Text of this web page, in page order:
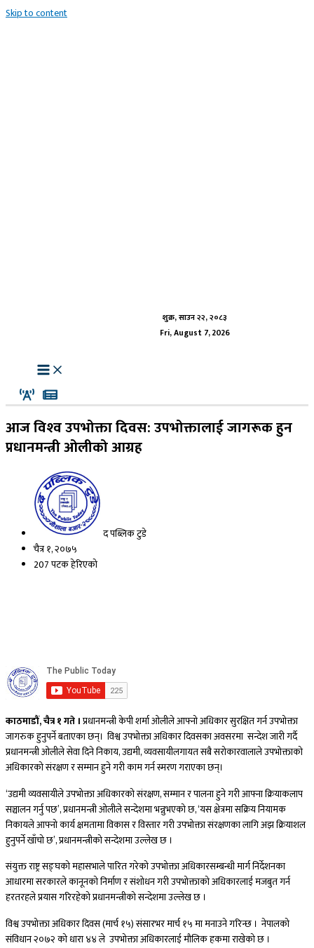
Skip to content
शुक्र, साउन २२, २०८३
Fri, August 7, 2026
आज विश्‍व उपभोक्ता दिवस: उपभोक्तालाई जागरूक हुन
प्रधानमन्त्री ओलीको आग्रह
द पब्लिक टुडे
चैत्र १, २०७५
207 पटक हेरिएको
काठमाडौं, चैत्र १ गते ।प्रधानमन्त्री केपी शर्मा ओलीले आफ्नो अधिकार सुरक्षित गर्न उपभोक्ता
जागरुक हुनुपर्ने बताएका छन्। विश्व उपभोक्ता अधिकार दिवसका अवसरमा सन्देश जारी गर्दै
प्रधानमन्त्री ओलीले सेवा दिने निकाय, उद्यमी, व्यवसायीलगायत सबै सरोकारवालाले उपभोक्ताको
अधिकारको संरक्षण र सम्मान हुने गरी काम गर्न स्मरण गराएका छन्।
‘उद्यमी व्यवसायीले उपभोक्ता अधिकारको संरक्षण, सम्मान र पालना हुने गरी आफ्ना क्रियाकलाप
सञ्चालन गर्नु पछ’, प्रधानमन्त्री ओलीले सन्देशमा भन्नुभएको छ, ‘यस क्षेत्रमा सक्रिय नियामक
निकायले आफ्नो कार्य क्षमतामा विकास र विस्तार गरी उपभोक्ता संरक्षणका लागि अझ क्रियाशल
हुनुपर्ने खाँचो छ’, प्रधानमन्त्रीको सन्देशमा उल्लेख छ ।
संयुक्त राष्ट्र सङ्घको महासभाले पारित गरेको उपभोक्ता अधिकारसम्बन्धी मार्ग निर्देशनका
आधारमा सरकारले कानूनको निर्माण र संशोधन गरी उपभोक्ताको अधिकारलाई मजबुत गर्न
हरतरहले प्रयास गरिरहेको प्रधानमन्त्रीको सन्देशमा उल्लेख छ ।
विश्व उपभोक्ता अधिकार दिवस (मार्च १५) संसारभर मार्च १५ मा मनाउने गरिन्छ । नेपालको
संविधान २०७२ को धारा ४४ ले उपभोक्ता अधिकारलाई मौलिक हकमा राखेको छ ।